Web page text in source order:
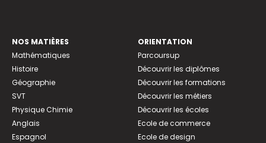
NOS MATIÈRES
Mathématiques
Histoire
Géographie
SVT
Physique Chimie
Anglais
Espagnol
ORIENTATION
Parcoursup
Découvrir les diplômes
Découvrir les formations
Découvrir les métiers
Découvrir les écoles
Ecole de commerce
Ecole de design